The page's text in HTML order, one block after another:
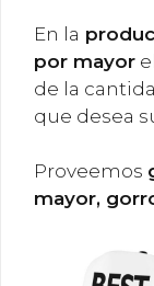
En la
por mayor
de la
que desea
Proveemos
mayor,